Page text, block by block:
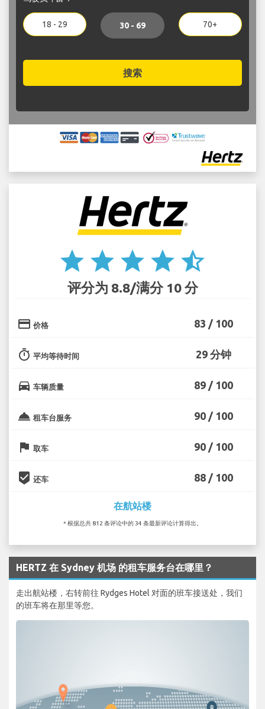
18 - 29 30 - 69 70+
搜索
star star star star star_half
评分为 8.8/满分 10 分
credit_card 价格 83 / 100
timer 平均等待时间 29 分钟
directions_car 车辆质量 89 / 100
room_service 租车台服务 90 / 100
flag 取车 90 / 100
beenhere 还车 88 / 100
在航站楼
* 根据总共 812 条评论中的 34 条最新评论计算得出。
HERTZ 在 Sydney 机场 的租车服务台在哪里？
走出航站楼，右转前往 Rydges Hotel 对面的班车接送处，我们
的班车将在那里等您。